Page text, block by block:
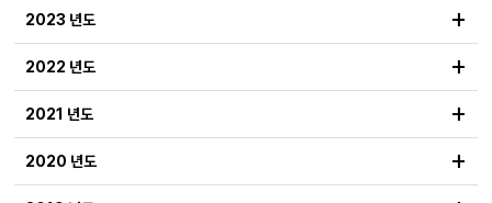
2023 년도 +
2022 년도 +
2021 년도 +
2020 년도 +